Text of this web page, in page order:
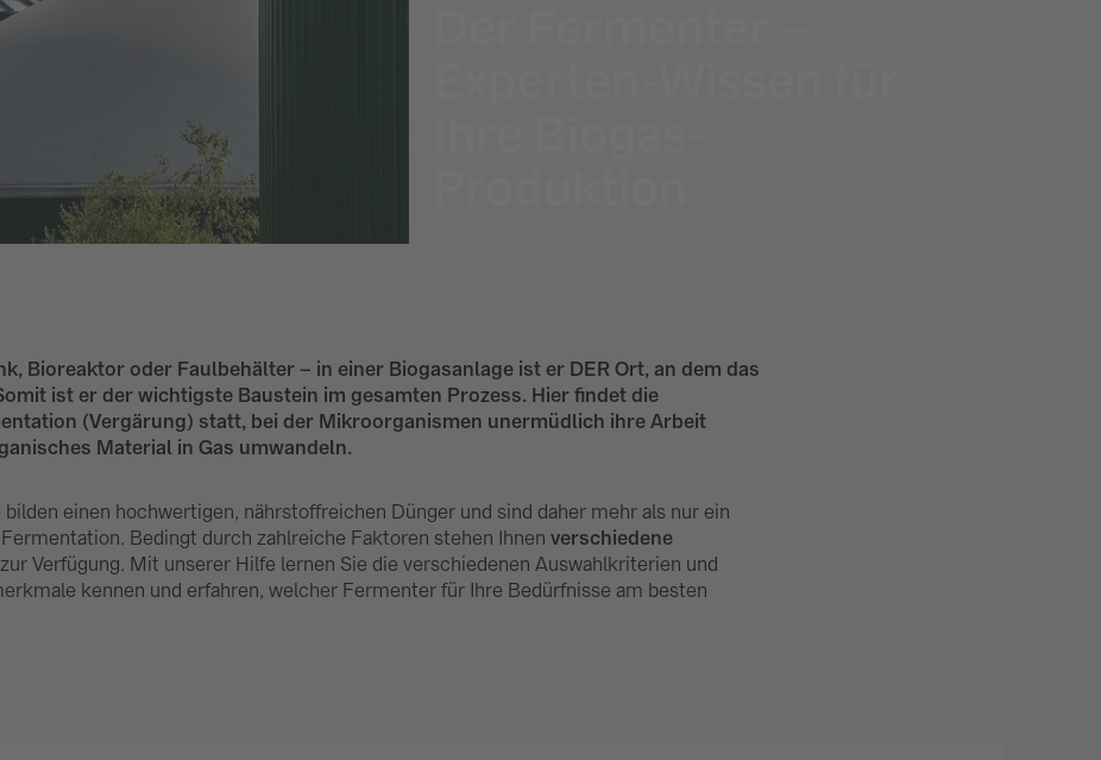
Bioreaktor oder Faulbehälter – in einer Biogasanlage ist er DER Ort, an dem das
ist er der wichtigste Baustein im gesamten Prozess. Hier findet die
(Vergärung) statt, bei der Mikroorganismen unermüdlich ihre Arbeit
Material in Gas umwandeln.
einen hochwertigen, nährstoffreichen Dünger und sind daher mehr als nur ein
Bedingt durch zahlreiche Faktoren stehen Ihnenverschiedene
zur Verfügung. Mit unserer Hilfe lernen Sie die verschiedenen Auswahlkriterien und
kennen und erfahren, welcher Fermenter für Ihre Bedürfnisse am besten